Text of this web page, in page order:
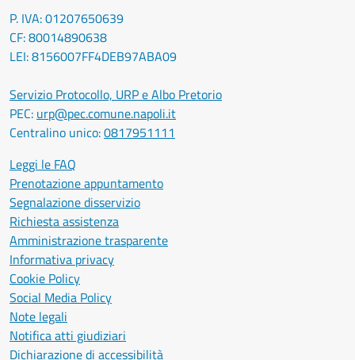
P. IVA: 01207650639
CF: 80014890638
LEI: 8156007FF4DEB97ABA09
Servizio Protocollo, URP e Albo Pretorio
PEC: urp@pec.comune.napoli.it
Centralino unico:0817951111
Leggi le FAQ
Prenotazione appuntamento
Segnalazione disservizio
Richiesta assistenza
Amministrazione trasparente
Informativa privacy
Cookie Policy
Social Media Policy
Note legali
Notifica atti giudiziari
Dichiarazione di accessibilità